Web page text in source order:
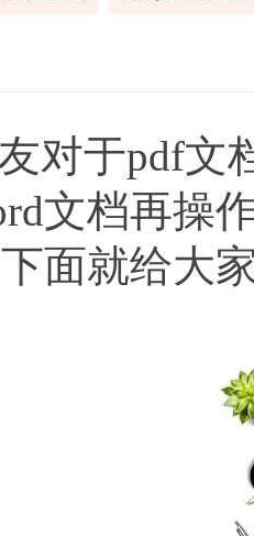
于pdf文档
文档再操
下面就给大